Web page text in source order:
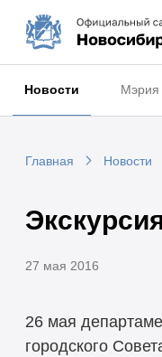
Новости Мэрия
Главная Новости
27 мая 2016
26 мая
городского